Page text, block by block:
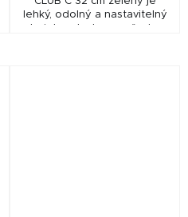
lehký, odolný a nastavitelný
obojek s plastovou přezkou